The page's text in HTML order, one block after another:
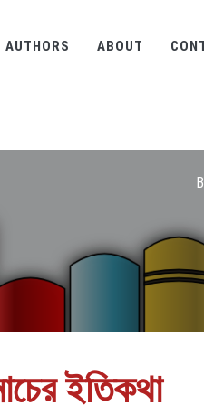
AUTHORS ABOUT
ইতিকথা